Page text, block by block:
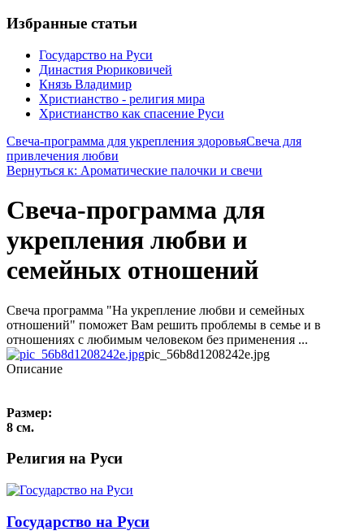
Избранные статьи
Государство на Руси
Династия Рюриковичей
Князь Владимир
Христианство - религия мира
Христианство как спасение Руси
Свеча-программа для укрепления здоровьяСвеча для
привлечения любви
Вернуться к: Ароматические палочки и свечи
Свеча-программа для
укрепления любви и
семейных отношений
Свеча программа "На укрепление любви и семейных
отношений" поможет Вам решить проблемы в семье и в
отношениях с любимым человеком без применения ...
pic_56b8d1208242e.jpg
Описание
Размер:
8 см.
Религия на Руси
Государство на Руси